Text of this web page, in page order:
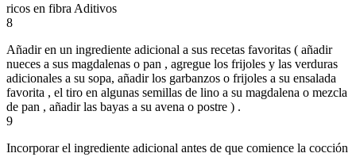
ricos en fibra Aditivos
8
Añadir en un ingrediente adicional a sus recetas favoritas ( añadir
nueces a sus magdalenas o pan , agregue los frijoles y las verduras
adicionales a su sopa, añadir los garbanzos o frijoles a su ensalada
favorita , el tiro en algunas semillas de lino a su magdalena o mezcla
de pan , añadir las bayas a su avena o postre ) .
9
Incorporar el ingrediente adicional antes de que comience la cocción